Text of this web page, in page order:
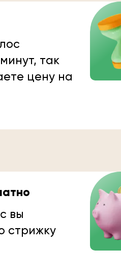
так
цену на
вы
стрижку